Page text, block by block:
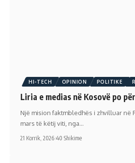
HI-TECH OPINION POLITIKE
Liria e medias në Kosovë po
Një mision faktmbledhës i zhvilluar në
mars të këtij viti, nga…
21 Korrik, 2026 40 Shikime